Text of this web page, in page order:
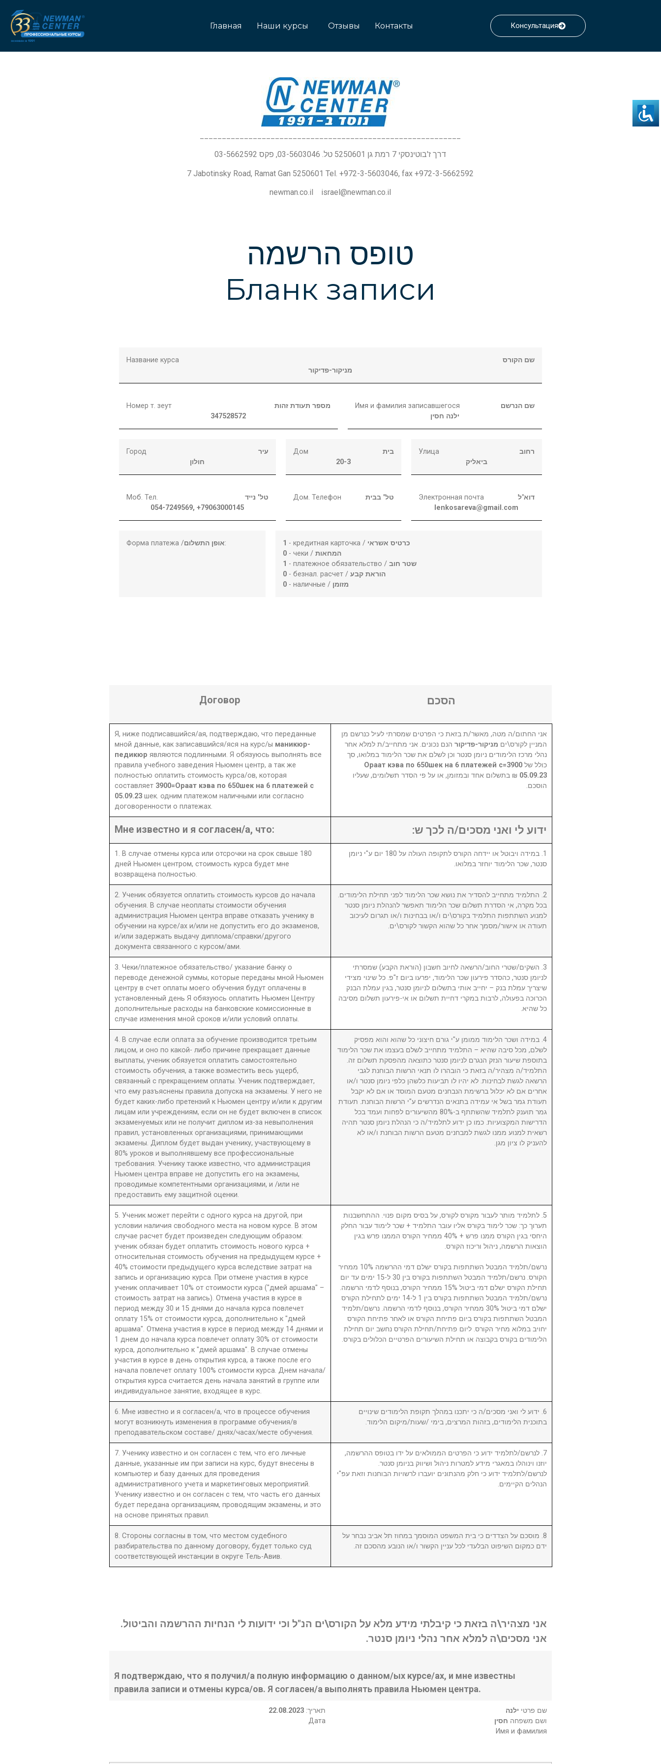
Главная Наши курсы Отзывы Контакты Консультация
דרך ז'בוטינסקי 7 רמת גן 5250601 טל. 03-5603046, פקס 03-5662592
7 Jabotinsky Road, Ramat Gan 5250601 Tel. +972-3-5603046, fax +972-3-5662592
newman.co.il israel@newman.co.il
טופס הרשמה
Бланк записи
Название курса
שם הקורס
מניקור-פדיקור
Номер т. зеут
מספר תעודת זהות
347528572
Имя и фамилия записавшегося
שם הנרשם
ילנה חסין
Город
עיר
חולון
Дом
בית
20-3
Улица
רחוב
ביאליק
Моб. Тел.
טל' נייד
054-7249569, +79063000145
Дом. Телефон טל' בבית Электронная почта
דוא"ל
lenkosareva@gmail.com
Форма платежа /אופן התשלום: 1 - кредитная карточка / כרטיס אשראי
0- чеки / המחאות
1 - платежное обязательство / שטר חוב
0- безнал. расчет / הוראת קבע
0- наличные / מזומן
Договор הסכם
Я, ниже подписавшийся/ая, подтверждаю, что переданные
мной данные, как записавшийся/яся на курс/ы маникюр-
педикюр являются подлинными. Я обязуюсь выполнять все
правила учебного заведения Ньюмен центр, а так же
полностью оплатить стоимость курса/ов, которая
составляет 3900=Ораат кэва по 650шек на 6 платежей с
05.09.23 шек. одним платежом наличными или согласно
договоренности о платежах.
אני החתום/ה מטה, מאשר/ת בזאת כי הפרטים שמסרתי לעיל כנרשם מן
המניין לקורס\ים מניקור-פדיקור הנם נכונים. אני מתחייב/ת למלא אחר
נהלי מרכז הלימודים ניומן סנטר וכן לשלם את שכר הלימוד במלואו, סך
כולל של
3900=Ораат кэва по 650шек на 6 платежей с
05.09.23 ₪ בתשלום אחד ובמזומן, או על פי הסדר תשלומים, שעליו
הוסכם.
Мне известно и я согласен/а, что: ידוע לי ואני מסכים/ה לכך ש:
1. В случае отмены курса или отсрочки на срок свыше 180
дней Ньюмен центром, стоимость курса будет мне
возвращена полностью.
1. במידה ויבוטל או יידחה הקורס לתקופה העולה על 180 יום ע"י ניומן
סנטר, שכר הלימוד יוחזר במלואו.
2. Ученик обязуется оплатить стоимость курсов до начала
обучения. В случае неоплаты стоимости обучения
администрация Ньюмен центра вправе отказать ученику в
обучении на курсе/ах и/или не допустить его до экзаменов,
и/или задержать выдачу диплома/справки/другого
документа связанного с курсом/ами.
2. התלמיד מתחייב להסדיר את נושא שכר הלימוד לפני תחילת הלימודים.
בכל מקרה, אי הסדרת תשלום שכר הלימוד תאפשר להנהלת ניומן סנטר
למנוע השתתפות התלמיד בקורס\ים ו/או בבחינות ו/או תגרום לעיכוב
תעודה או אישור/מסמך אחר כל שהוא הקשור לקורס\ים.
3. Чеки/платежное обязательство/ указание банку о
переводе денежной суммы, которые переданы мной Ньюмен
центру в счет оплаты моего обучения будут оплачены в
установленный день Я обязуюсь оплатить Ньюмен Центру
дополнительные расходы на банковские комиссионные в
случае изменения мной сроков и/или условий оплаты.
3. השקים/שטרי החוב/הרשאה לחיוב חשבון (הוראת הקבע) שמסרתי
לניומן סנטר, כהסדר פירעון שכר הלימוד, יפרעו ביום ז"פ. כל שינוי מצידי
שיצריך עמלת בנק – יחייב אותי בתשלום לניומן סנטר, בגין עמלת הבנק
הכרוכה בפעולה, לרבות במקרי דחיית תשלום או אי-פירעון תשלום מסיבה
כל שהיא.
4. В случае если оплата за обучение производится третьим
лицом, и оно по какой- либо причине прекращает данные
выплаты, ученик обязуется оплатить самостоятельно
стоимость обучения, а также возместить весь ущерб,
связанный с прекращением оплаты. Ученик подтверждает,
что ему разъяснены правила допуска на экзамены. У него не
будет каких-либо претензий к Ньюмен центру и/или к другим
лицам или учреждениям, если он не будет включен в список
экзаменуемых или не получит диплом из-за невыполнения
правил, установленных организациями, принимающими
экзамены. Диплом будет выдан ученику, участвующему в
80% уроков и выполнявшему все профессиональные
требования. Ученику также известно, что администрация
Ньюмен центра вправе не допустить его на экзамены,
проводимые компетентными организациями, и /или не
предоставить ему защитной оценки.
4. במידה ושכר הלימוד ממומן ע"י גורם חיצוני כל שהוא והוא מפסיק
לשלם, מכל סיבה שהיא – התלמיד מתחייב לשלם בעצמו את שכר הלימוד
בתוספת שיעור הנזק הנגרם לניומן סנטר כתוצאה מהפסקת תשלום זה.
התלמיד/ה מצהיר/ה בזאת כי הובהרו לו תנאי הרשות הבוחנת לגבי
הרשאה לגשת לבחינות. לא יהיו לו תביעות כלשהן כלפי ניומן סנטר ו/או
אחרים אם לא יכלול ברשימת הנבחנים מטעם המוסד או אם לא יקבל
תעודת גמר בשל אי עמידה בתנאים הנדרשים ע"י הרשות הבוחנת. תעודת
גמר תוענק לתלמיד שהשתתף ב-80% מהשיעורים לפחות ועמד בכל
הדרישות המקצועיות. כמו כן ידוע לתלמיד/ה כי הנהלת ניומן סנטר תהיה
רשאית למנוע ממנו לגשת למבחנים מטעם הרשות הבוחנת ו/או לא
להעניק לו ציון מגן.
5. Ученик может перейти с одного курса на другой, при
условии наличия свободного места на новом курсе. В этом
случае расчет будет произведен следующим образом:
ученик обязан будет оплатить стоимость нового курса +
относительная стоимость обучения на предыдущем курсе +
40% стоимости предыдущего курса вследствие затрат на
запись и организацию курса. При отмене участия в курсе
ученик оплачивает 10% от стоимости курса ("дмей аршама" –
стоимость затрат на запись). Отмена участия в курсе в
период между 30 и 15 днями до начала курса повлечет
оплату 15% от стоимости курса, дополнительно к "дмей
аршама". Отмена участия в курсе в период между 14 днями и
1 днем до начала курса повлечет оплату 30% от стоимости
курса, дополнительно к "дмей аршама". В случае отмены
участия в курсе в день открытия курса, а также после его
начала повлечет оплату 100% стоимости курса. Днем начала/
открытия курса считается день начала занятий в группе или
индивидуальное занятие, входящее в курс.
5. לתלמיד מותר לעבור מקורס לקורס, על בסיס מקום פנוי. ההתחשבנות
תערוך כך: שכר לימוד בקורס אליו עובר התלמיד + שכר לימוד עבור החלק
היחסי בגין הקורס ממנו פרש + 40% ממחיר הקורס הממנו פרש בגין
הוצאות הרשמה, ניהול וריכוז הקורס.
נרשם/תלמיד המבטל השתתפות בקורס ישלם דמי ההרשמה 10% ממחיר
הקורס. נרשם/תלמיד המבטל השתתפות בקורס בין 30 ל-15 ימים עד יום
תחילת הקורס ישלם דמי ביטול 15% ממחיר הקורס, בנוסף לדמי הרשמה.
נרשם/תלמיד המבטל השתתפות בקורס בין 1 ל-14 ימים לתחילת הקורס
ישלם דמי ביטול 30% ממחיר הקורס, בנוסף לדמי הרשמה. נרשם/תלמיד
המבטל השתתפות בקורס ביום פתיחת הקורס או לאחר פתיחת הקורס
יחויב במלוא מחיר הקורס. ליום פתיחת/תחילת הקורס נחשב יום תחילת
הלימודים בקורס בקבוצה או תחילת השיעורים הפרטיים הכלולים בקורס.
6. Мне известно и я согласен/а, что в процессе обучения
могут возникнуть изменения в программе обучения/в
преподавательском составе/ днях/часах/месте обучения.
6. ידוע לי ואני מסכים/ה כי יתכנו במהלך תקופת הלימודים שינויים
בתוכנית הלימודים, בזהות המרצים, בימי /שעות/מיקום הלימוד.
7. Ученику известно и он согласен с тем, что его личные
данные, указанные им при записи на курс, будут внесены в
компьютер и базу данных для проведения
административного учета и маркетинговых мероприятий.
Ученику известно и он согласен с тем, что часть его данных
будет передана организациям, проводящим экзамены, и это
на основе принятых правил.
7. לנרשם/לתלמיד ידוע כי הפרטים הממולאים על ידו בטופס ההרשמה,
יוזנו וינוהלו במאגרי מידע למטרות ניהול ושיווק בניומן סנטר.
לנרשם/לתלמיד ידוע כי חלק מהנתונים יועברו לרשויות הבוחנות וזאת עפ"י
הנהלים הקיימים.
8. Стороны согласны в том, что местом судебного
разбирательства по данному договору, будет только суд
соответствующей инстанции в округе Тель-Авив.
8. מוסכם על הצדדים כי בית המשפט המוסמך במחוז תל אביב נבחר על
ידם כמקום השיפוט הבלעדי לכל עניין הקשור ו/או הנובע מהסכם זה.
אני מצהיר\ה בזאת כי קיבלתי מידע מלא על הקורס\ים הנ"ל וכי ידועות לי הנחיות ההרשמה והביטול.
אני מסכים\ה למלא אחר נהלי ניומן סנטר.
Я подтверждаю, что я получил/а полную информацию о данном/ых курсе/ах, и мне известны
правила записи и отмены курса/ов. Я согласен/а выполнять правила Ньюмен центра.
22.08.2023 :תאריך
Дата
שם פרטי ילנה
ושם משפחה חסין
Имя и фамилия